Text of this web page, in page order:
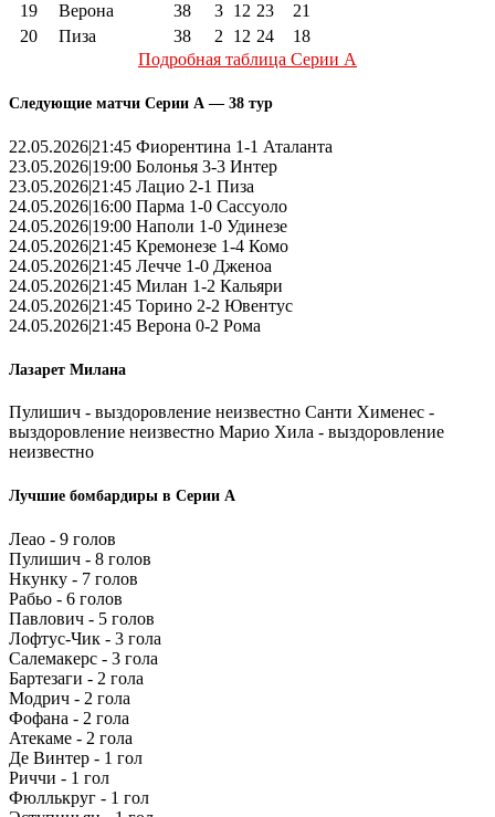
19
Верона 38 3 12 23
21
20
Пиза 38 2 12 24
18
Подробная таблица Серии А
Следующие матчи Серии А — 38 тур
22.05.2026|21:45 Фиорентина 1-1 Аталанта
23.05.2026|19:00 Болонья 3-3 Интер
23.05.2026|21:45 Лацио 2-1 Пиза
24.05.2026|16:00 Парма 1-0 Сассуоло
24.05.2026|19:00 Наполи 1-0 Удинезе
24.05.2026|21:45 Кремонезе 1-4 Комо
24.05.2026|21:45 Лечче 1-0 Дженоа
24.05.2026|21:45 Милан 1-2 Кальяри
24.05.2026|21:45 Торино 2-2 Ювентус
24.05.2026|21:45 Верона 0-2 Рома
Лазарет Милана
Пулишич - выздоровление неизвестно Санти Хименес -
выздоровление неизвестно Марио Хила - выздоровление
неизвестно
Лучшие бомбардиры в Серии А
Леао - 9 голов
Пулишич - 8 голов
Нкунку - 7 голов
Рабьо - 6 голов
Павлович - 5 голов
Лофтус-Чик - 3 гола
Салемакерс - 3 гола
Бартезаги - 2 гола
Модрич - 2 гола
Фофана - 2 гола
Атекаме - 2 гола
Де Винтер - 1 гол
Риччи - 1 гол
Фюллькруг - 1 гол